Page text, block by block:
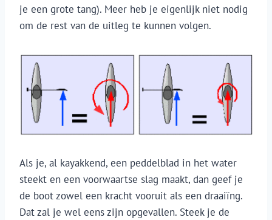
je een grote tang). Meer heb je eigenlijk niet nodig
om de rest van de uitleg te kunnen volgen.
Als je, al kayakkend, een peddelblad in het water
steekt en een voorwaartse slag maakt, dan geef je
de boot zowel een kracht vooruit als een draaiïng.
Dat zal je wel eens zijn opgevallen. Steek je de